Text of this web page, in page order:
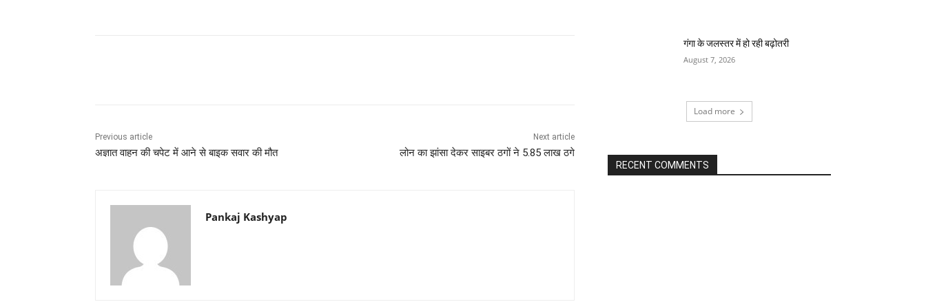
Previous article
अज्ञात वाहन की चपेट में आने से बाइक सवार की मौत
Next article
लोन का झांसा देकर साइबर ठगों ने 5.85 लाख ठगे
Pankaj Kashyap
गंगा के जलस्तर में हो रही बढ़ोतरी
August 7, 2026
Load more
RECENT COMMENTS